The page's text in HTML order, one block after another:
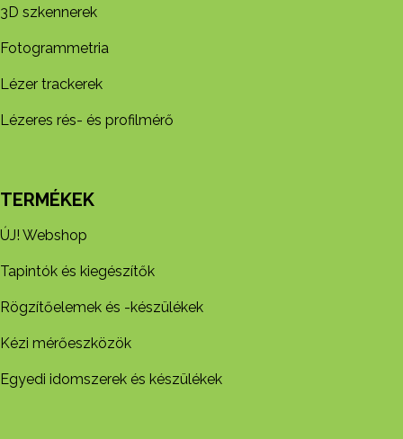
3D szkennerek
Fotogrammetria
Lézer trackerek
Lézeres rés- és profilmérő
TERMÉKEK
ÚJ! Webshop
Tapintók és kiegészítők
Rögzítőelemek és -készül​ékek
Kézi mérőeszközök
Egyedi idomszerek és készülékek